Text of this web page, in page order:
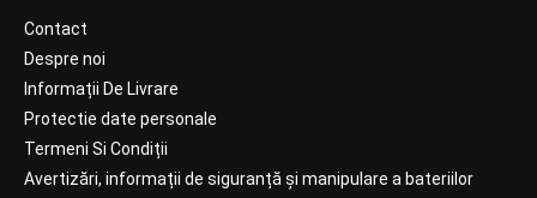
Contact
Despre noi
Informații De Livrare
Protectie date personale
Termeni Si Condiții
Avertizări, informații de siguranță și manipulare a bateriilor